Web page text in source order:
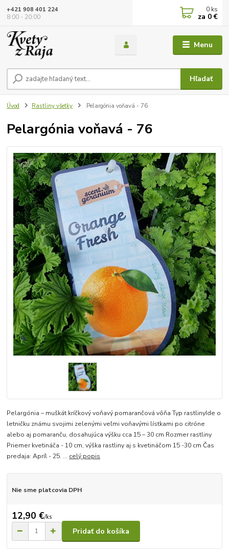
Menu
Hľadať
+421 908 401 224
8:00 - 20:00
0 ks
za 0 €
Úvod Rastliny všetky Pelargónia voňavá - 76
Pelargónia voňavá - 76
Pelargónia – muškát kríčkový voňavý pomarančová vôňa Typ rastlinyIde o
letničku známu svojimi zelenými veľmi voňavými lístkami po citróne
alebo aj pomaranču, dosahujúca výšku cca 15 – 30 cm Rozmer rastliny
Priemer kvetináča - 10 cm, výška rastliny aj s kvetináčom 15 -30 cm Čas
predaja: Apríl - 25. ... celý popis
Nie sme platcovia DPH
12,90 €/ks
Pridať do košíka